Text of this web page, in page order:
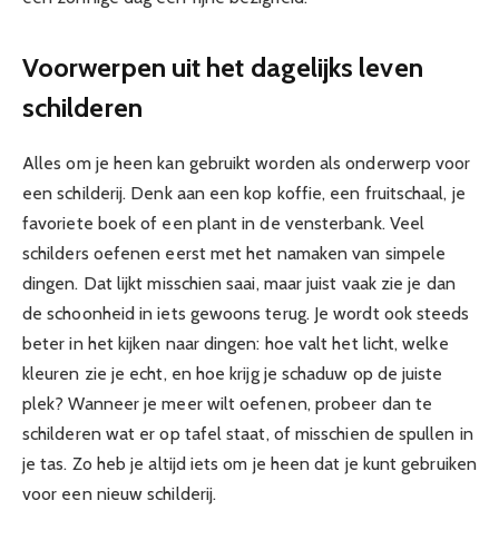
Voorwerpen uit het dagelijks leven
schilderen
Alles om je heen kan gebruikt worden als onderwerp voor
een schilderij. Denk aan een kop koffie, een fruitschaal, je
favoriete boek of een plant in de vensterbank. Veel
schilders oefenen eerst met het namaken van simpele
dingen. Dat lijkt misschien saai, maar juist vaak zie je dan
de schoonheid in iets gewoons terug. Je wordt ook steeds
beter in het kijken naar dingen: hoe valt het licht, welke
kleuren zie je echt, en hoe krijg je schaduw op de juiste
plek? Wanneer je meer wilt oefenen, probeer dan te
schilderen wat er op tafel staat, of misschien de spullen in
je tas. Zo heb je altijd iets om je heen dat je kunt gebruiken
voor een nieuw schilderij.